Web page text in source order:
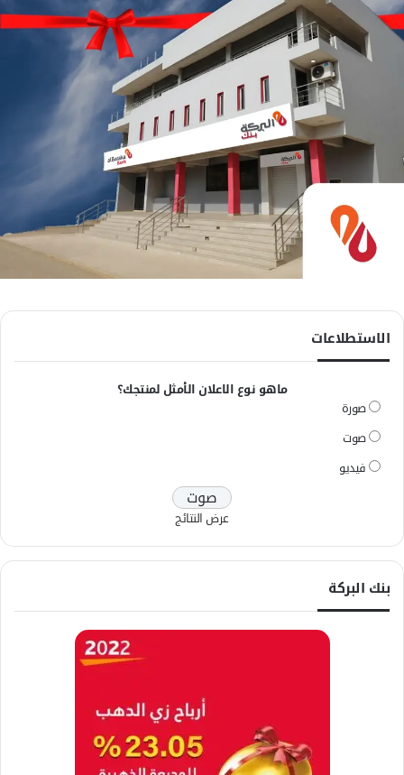
الاستطلاعات
ماهو نوع الاعلان الأمثل لمنتجك؟
صورة
صوت
فيديو
عرض النتائج
بنك البركة